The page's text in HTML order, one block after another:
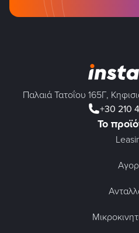
Παλαιά Τατοΐου 165Γ,
+30 210
Το